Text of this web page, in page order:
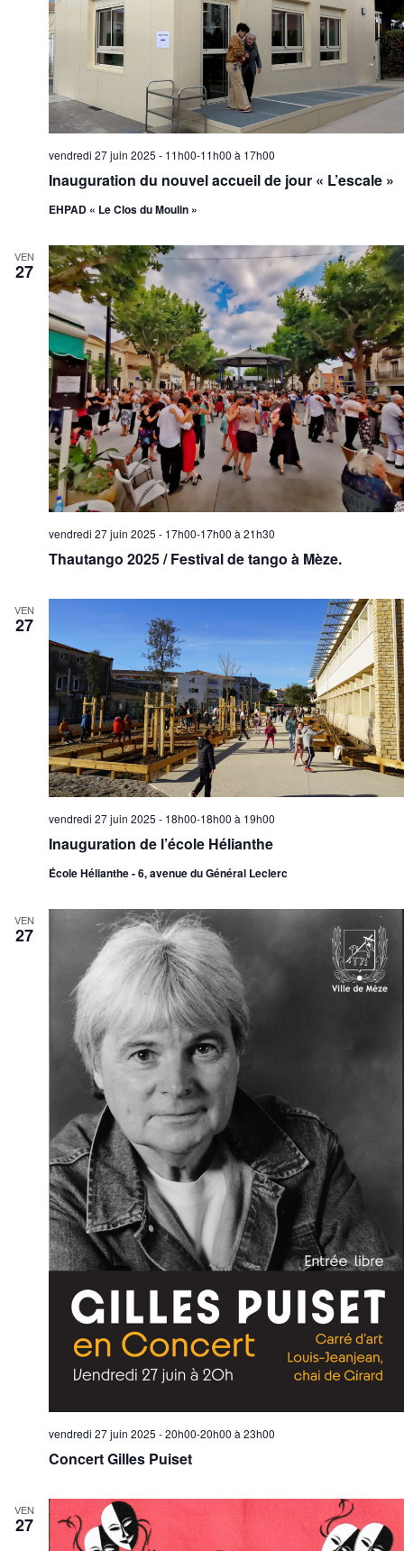
Inauguration du nouvel accueil de jour « L’escale »
vendredi 27 juin 2025 - 11h00-11h00 à 17h00
EHPAD « Le Clos du Moulin »
VEN
27
Thautango 2025 / Festival de tango à Mèze.
vendredi 27 juin 2025 - 17h00-17h00 à 21h30
VEN
27
Inauguration de l’école Hélianthe
vendredi 27 juin 2025 - 18h00-18h00 à 19h00
École Hélianthe - 6, avenue du Général Leclerc
VEN
27
Concert Gilles Puiset
vendredi 27 juin 2025 - 20h00-20h00 à 23h00
VEN
27